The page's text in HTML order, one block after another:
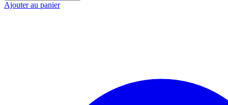
Ajouter au panier